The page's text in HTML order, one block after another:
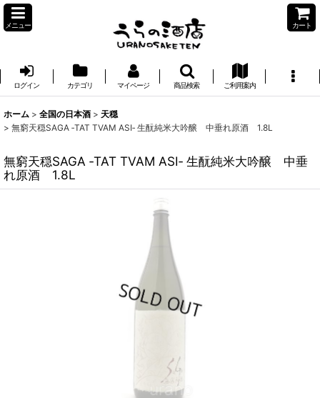
メニュー カート
ログイン カテゴリ マイページ 商品検索 ご利用案内
ホーム > 全国の日本酒 > 天穏
> 無窮天穏SAGA ‐TAT TVAM ASI‐ 生酛純米大吟醸 中垂れ原酒 1.8L
無窮天穏SAGA ‐TAT TVAM ASI‐ 生酛純米大吟醸 中垂
れ原酒 1.8L